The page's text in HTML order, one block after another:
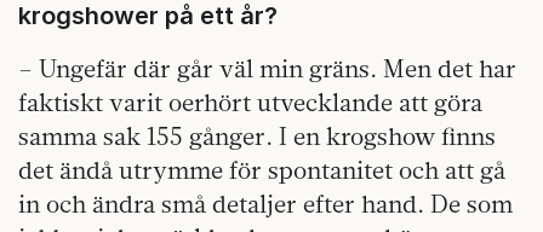
krogshower på ett år?
– Ungefär där går väl min gräns. Men det har
faktiskt varit oerhört utvecklande att göra
samma sak 155 gånger. I en krogshow finns
det ändå utrymme för spontanitet och att gå
in och ändra små detaljer efter hand. De som